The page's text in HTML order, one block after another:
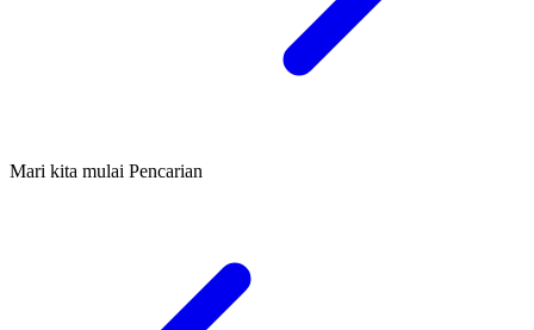
Mari kita mulai Pencarian